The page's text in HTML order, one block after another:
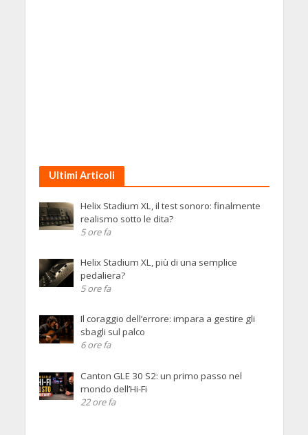
Ultimi Articoli
Helix Stadium XL, il test sonoro: finalmente
realismo sotto le dita?
5 ore fa
Helix Stadium XL, più di una semplice
pedaliera?
5 ore fa
Il coraggio dell’errore: impara a gestire gli
sbagli sul palco
6 ore fa
Canton GLE 30 S2: un primo passo nel
mondo dell’Hi-Fi
22 ore fa